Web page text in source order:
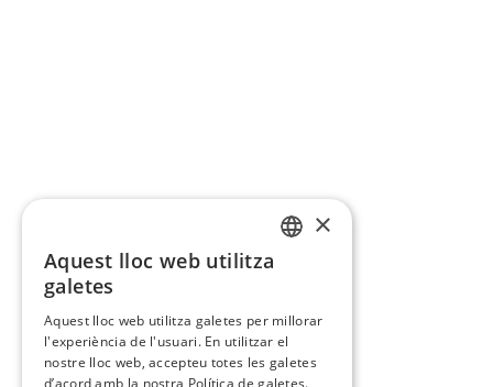
×
Aquest lloc web utilitza
galetes
Aquest lloc web utilitza galetes per millorar
l'experiència de l'usuari. En utilitzar el
nostre lloc web, accepteu totes les galetes
d’acord amb la nostra Política de galetes.